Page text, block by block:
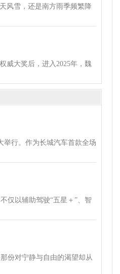
风雪，还是南方雨季频繁降
威大奖后，进入2025年，魏
举行。作为长城汽车首款全场
仅以辅助驾驶“五星＋”、智
份对宁静与自由的渴望却从